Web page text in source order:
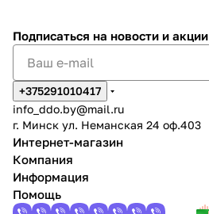
Подписаться на новости и акции
+375291010417
info_ddo.by@mail.ru
г. Минск ул. Неманская 24 оф.403
Интернет-магазин
Компания
Информация
Помощь